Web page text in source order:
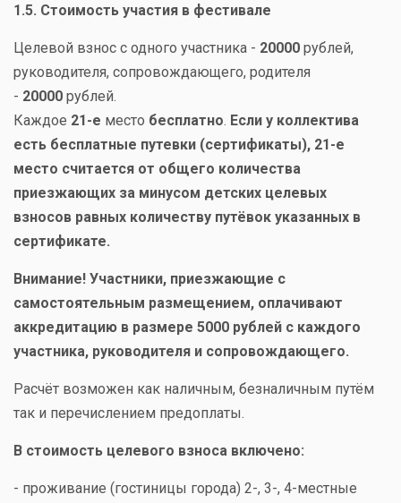
1.5. Стоимость участия в фестивале
Целевой взнос с одного участника - 20000 рублей,
руководителя, сопровождающего, родителя
- 20000 рублей.
Каждое 21-е место бесплатно. Если у коллектива
есть бесплатные путевки (сертификаты), 21-е
место считается от общего количества
приезжающих за минусом детских целевых
взносов равных количеству путёвок указанных в
сертификате.
Внимание! Участники, приезжающие с
самостоятельным размещением, оплачивают
аккредитацию в размере 5000 рублей с каждого
участника, руководителя и сопровождающего.
Расчёт возможен как наличным, безналичным путём
так и перечислением предоплаты.
В стоимость целевого взноса включено:
- проживание (гостиницы города) 2-, 3-, 4-местные